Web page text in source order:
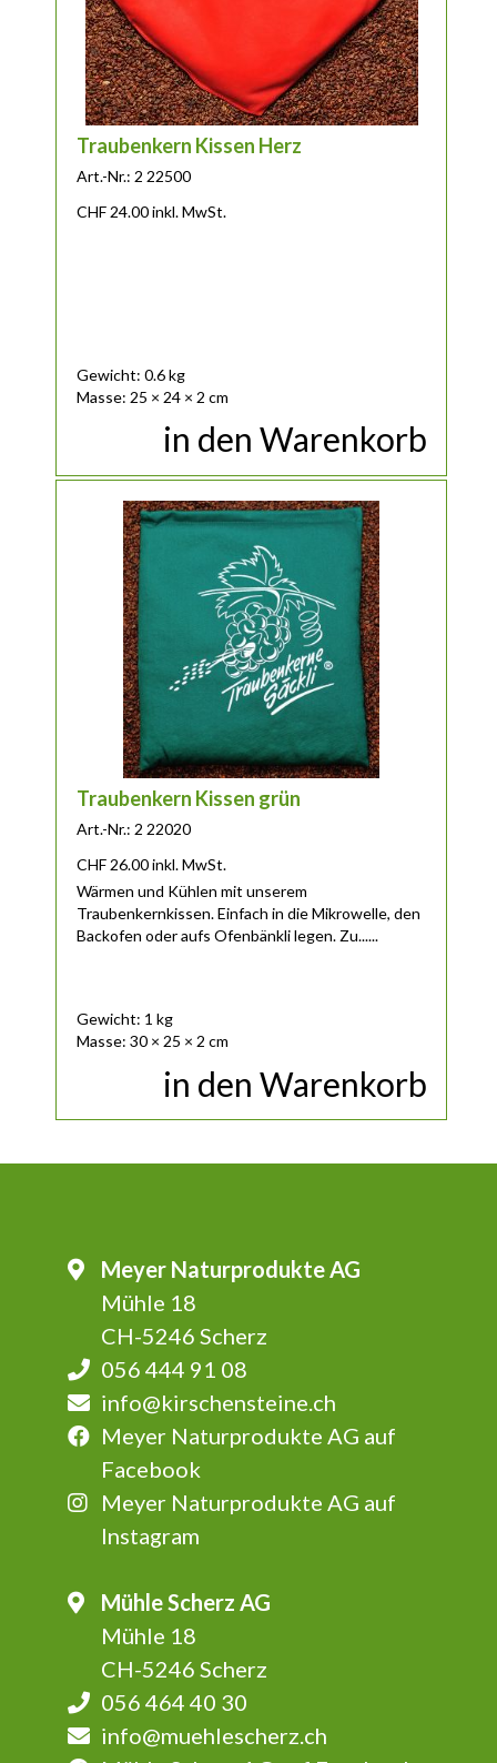
Traubenkern Kissen Herz
Art.-Nr.: 2 22500
CHF24.00inkl. MwSt.
Gewicht: 0.6 kg
Masse: 25 × 24 × 2 cm
in den Warenkorb
Traubenkern Kissen grün
Art.-Nr.: 2 22020
CHF26.00inkl. MwSt.
Wärmen und Kühlen mit unserem
Traubenkernkissen. Einfach in die Mikrowelle, den
Backofen oder aufs Ofenbänkli legen. Zu......
Gewicht: 1 kg
Masse: 30 × 25 × 2 cm
in den Warenkorb
Meyer Naturprodukte AG
Mühle 18
CH-5246 Scherz
056 444 91 08
info@kirschensteine.ch
Meyer Naturprodukte AG auf
Facebook
Meyer Naturprodukte AG auf
Instagram
Mühle Scherz AG
Mühle 18
CH-5246 Scherz
056 464 40 30
info@muehlescherz.ch